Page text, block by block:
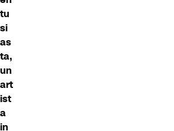
tu
si
as
ta,
un
art
ist
a
in